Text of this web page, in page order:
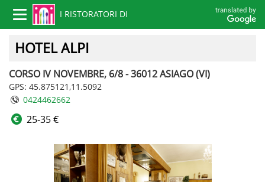
I RISTORATORI DI
VICENZA
Toggle
navigation
HOTEL ALPI
CORSO IV NOVEMBRE, 6/8 - 36012 ASIAGO (VI)
GPS: 45.875121,11.5092
0424462662
25-35 €